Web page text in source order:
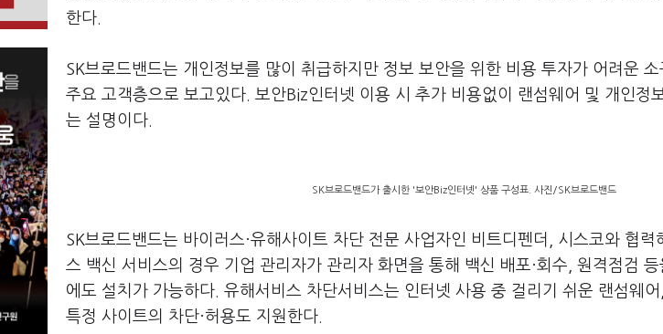
한다.
SK브로드밴드는 개인정보를 많이 취급하지만 정보 보안을 위한 비용 투자가 어려운 소
주요 고객층으로 보고있다. 보안Biz인터넷 이용 시 추가 비용없이 랜섬웨어 및 개인정
는 설명이다.
SK브로드밴드가 출시한 '보안Biz인터넷' 상품 구성표. 사진/SK브로드밴드
SK브로드밴드는 바이러스·유해사이트 차단 전문 사업자인 비트디펜더, 시스코와 협력
스 백신 서비스의 경우 기업 관리자가 관리자 화면을 통해 백신 배포·회수, 원격점검
에도 설치가 가능하다. 유해서비스 차단서비스는 인터넷 사용 중 걸리기 쉬운 랜섬웨
특정 사이트의 차단·허용도 지원한다.